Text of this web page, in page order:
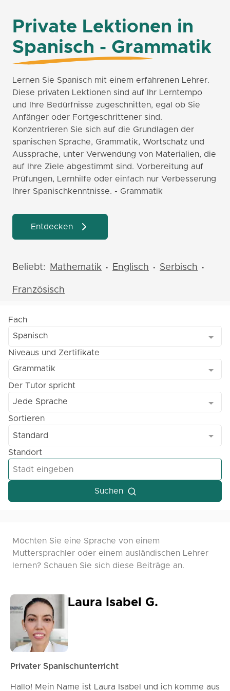
Private Lektionen in
Spanisch - Grammatik
Lernen Sie Spanisch mit einem erfahrenen Lehrer.
Diese privaten Lektionen sind auf Ihr Lerntempo
und Ihre Bedürfnisse zugeschnitten, egal ob Sie
Anfänger oder Fortgeschrittener sind.
Konzentrieren Sie sich auf die Grundlagen der
spanischen Sprache, Grammatik, Wortschatz und
Aussprache, unter Verwendung von Materialien, die
auf Ihre Ziele abgestimmt sind. Vorbereitung auf
Prüfungen, Lernhilfe oder einfach nur Verbesserung
Ihrer Spanischkenntnisse. - Grammatik
Entdecken
Beliebt: Mathematik • Englisch • Serbisch •
Französisch
Fach
Spanisch
Niveaus und Zertifikate
Grammatik
Der Tutor spricht
Jede Sprache
Sortieren
Standard
Standort
Suchen
Möchten Sie eine Sprache von einem
Muttersprachler oder einem ausländischen Lehrer
lernen? Schauen Sie sich diese Beiträge an.
Laura Isabel G.
Privater Spanischunterricht
Hallo! Mein Name ist Laura Isabel und ich komme aus